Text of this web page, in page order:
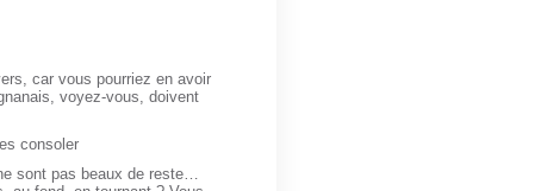
car vous pourriez en avoir
voyez-vous, doivent
consoler
sont pas beaux de reste…